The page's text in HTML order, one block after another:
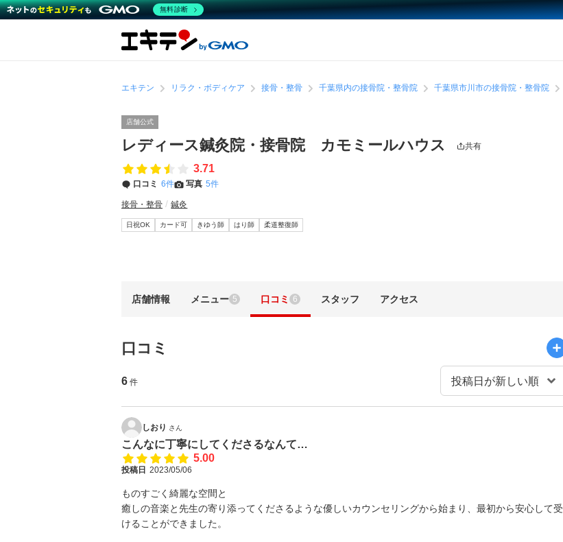
エキテン リラク・ボディケア 接骨・整骨 千葉県内の接骨院・整骨院 千葉県市川市の接骨院・整骨院
店舗公式
レディース鍼灸院・接骨院 カモミールハウス 共有
3.71
口コミ 6件 写真 5件
接骨・整骨 鍼灸
日祝OK カード可 きゆう師 はり師 柔道整復師
店舗情報 メニュー 5 口コミ 6 スタッフ アクセス
口コミ
6 件
しおり さん
こんなに丁寧にしてくださるなんて…
5.00
投稿日 2023/05/06
ものすごく綺麗な空間と
癒しの音楽と先生の寄り添ってくださるような優しいカウンセリングから始まり、最初から安心して受
けることができました。
無料診断